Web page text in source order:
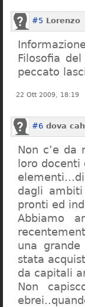
#5 Lorenzo
Filosofia
peccato
22 Ott 2009, 18:19
#6 dova
Non c’e da
loro docenti
dagli
pronti ed
Abbiamo
una
stata
da capitali
Non